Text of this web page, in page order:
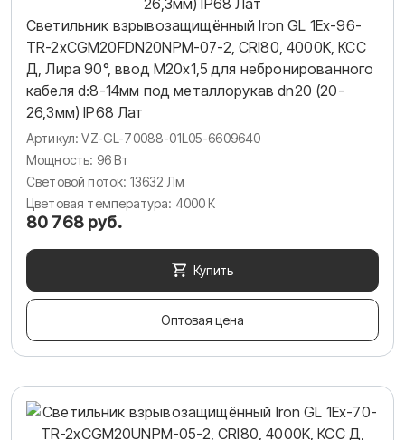
Светильник взрывозащищённый Iron GL 1Ex-96-
TR-2хCGM20FDN20NPM-07-2, CRI80, 4000K, КСС
Д, Лира 90°, ввод М20х1,5 для небронированного
кабеля d:8-14мм под металлорукав dn20 (20-
26,3мм) IP68 Лат
Артикул: VZ-GL-70088-01L05-6609640
Мощность: 96 Вт
Световой поток: 13632 Лм
Цветовая температура: 4000 К
80 768 руб.
Купить
Оптовая цена